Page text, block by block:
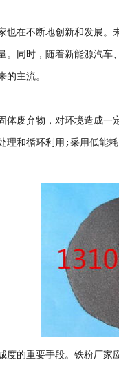
也在不断地创新和发展
。同时，随着新能源汽
主流。
体废弃物，对环境造成
理和循环利用;采用低能
度的重要手段。铁粉厂